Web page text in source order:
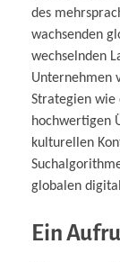
des
wachsenden
wechselnden
Unternehmen
Strategien wie
hochwertigen
kulturellen
globalen
Ein